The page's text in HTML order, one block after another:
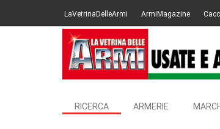
LaVetrinaDelleArmi ArmiMagazine
RICERCA ARMERIE